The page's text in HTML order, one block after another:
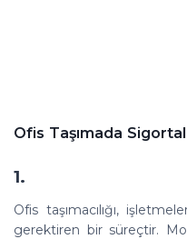
Ofis Taşımada
1.
Ofis taşımacılığı,
gerektiren bir süreçtir.